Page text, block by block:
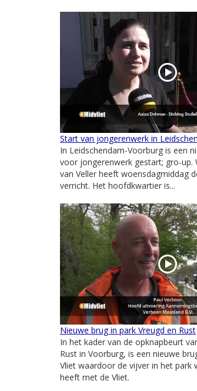
Start van jongerenwerk in
In Leidschendam-Voorburg is een
voor jongerenwerk gestart; gro-up.
van Veller heeft woensdagmiddag
verricht. Het hoofdkwartier is...
Nieuwe brug in park Vreugd en Rust
In het kader van de opknapbeurt
Rust in Voorburg, is een nieuwe
Vliet waardoor de vijver in het park
heeft met de Vliet.